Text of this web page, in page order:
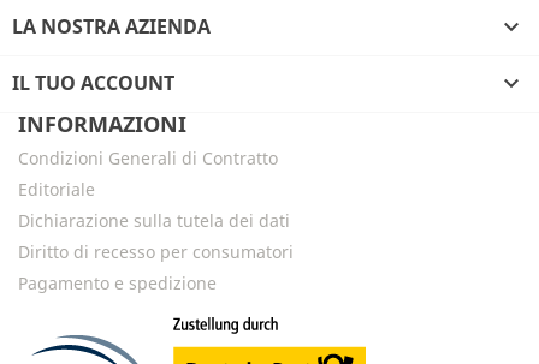
LA NOSTRA AZIENDA 
IL TUO ACCOUNT

INFORMAZIONI
Condizioni Generali di Contratto
Editoriale
Dichiarazione sulla tutela dei dati
Diritto di recesso per consumatori
Pagamento e spedizione